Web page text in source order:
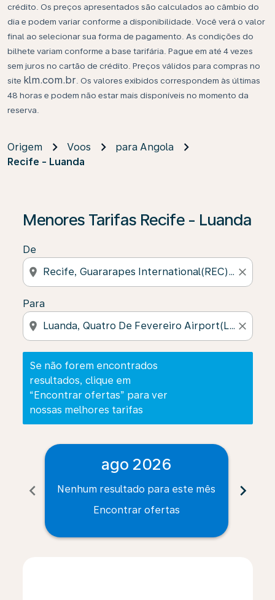
crédito. Os preços apresentados são calculados ao câmbio do
dia e podem variar conforme a disponibilidade. Você verá o valor
final ao selecionar sua forma de pagamento. As condições do
bilhete variam conforme a base tarifária. Pague em até 4 vezes
sem juros no cartão de crédito. Preços válidos para compras no
site klm.com.br . Os valores exibidos correspondem às últimas
48 horas e podem não estar mais disponíveis no momento da
reserva.
Origem Voos
para Angola
Recife - Luanda
Menores Tarifas Recife - Luanda
De
location_on close
Para
location_on close
Se não forem encontrados
resultados, clique em
“Encontrar ofertas” para ver
nossas melhores tarifas
Se não forem encontrados resultados, clique em
chevron_left
ago 2026
Nenhum resultado para este mês
Encontrar ofertas
chevron_right